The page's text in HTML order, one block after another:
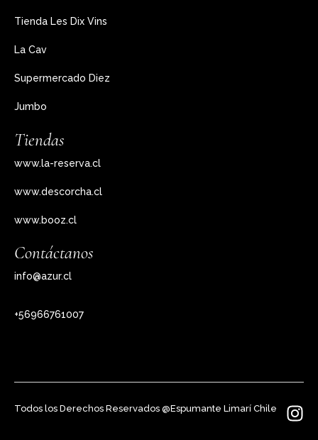
Tienda Les Dix Vins
La Cav
Supermercado Diez
Jumbo
Tiendas
www.la-reserva.cl
www.descorcha.cl
www.booz.cl
Contáctanos
info@azur.cl
+56966761007
Todos los Derechos Reservados @Espumante Limarí Chile